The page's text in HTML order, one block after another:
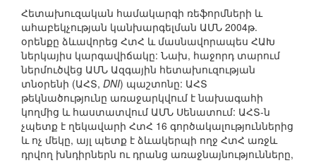
Հետախուզական համակարգի ռեֆորմների և
ահաբեկչության կանխարգելման ԱՄՆ 2004թ.
օրենքը ձևավորեց ՀտՀ և մասնավորապես ՀԱԽ
ներկայիս կարգավիճակը: Նախ, հաջորդ տարում
ներմուծվեց ԱՄՆ Ազգային հետախուզության
տնօրենի (ԱՀՏ, DNI) պաշտոնը: ԱՀՏ
թեկնածությունը առաջարկվում է նախագահի
կողմից և հաստատվում ԱՄՆ Սենատում: ԱՀՏ-ն
չպետք է ղեկավարի ՀտՀ 16 գործակալություններից
և ոչ մեկը, այլ պետք է ձևակերպի ողջ ՀտՀ առջև
դրվող խնդիրներն ու դրանց առաջնայնությունները,